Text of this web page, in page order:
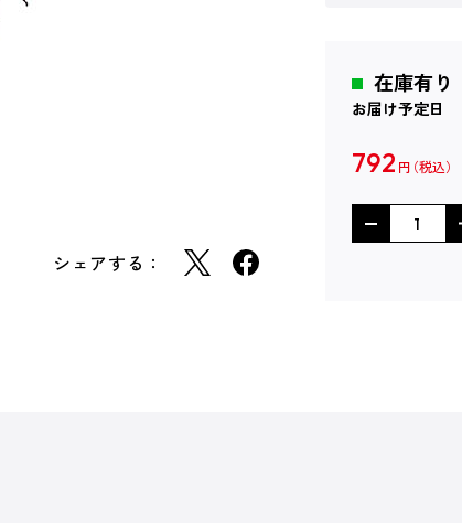
シェアする：
在庫有り
お届け予定日
792 円